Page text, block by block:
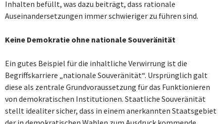
Inhalten befüllt, was dazu beiträgt, dass rationale
Auseinandersetzungen immer schwieriger zu führen sind.
Keine Demokratie ohne nationale Souveränität
Ein gutes Beispiel für die inhaltliche Verwirrung ist die
Begriffskarriere „nationale Souveränität“. Ursprünglich galt
diese als zentrale Grundvoraussetzung für das Funktionieren
von demokratischen Institutionen. Staatliche Souveränität
stellt idealiter sicher, dass in einem anerkannten Staatsgebiet